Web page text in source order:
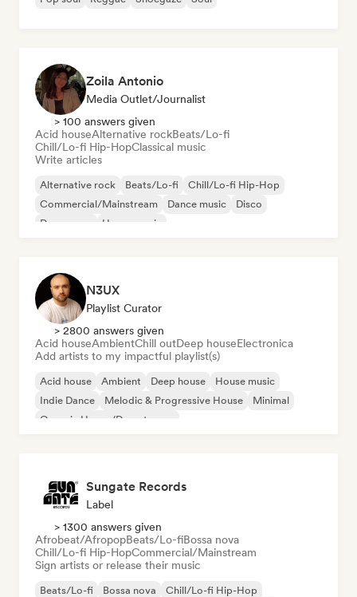
Zoila Antonio
Media Outlet/Journalist
> 100 answers given
Acid houseAlternative rockBeats/Lo-fi
Chill/Lo-fi Hip-HopClassical music
Write articles
Alternative rock Beats/Lo-fi
Chill/Lo-fi Hip-Hop
Commercial/Mainstream
Dance music
Disco
Dream pop
House music
N3UX
Playlist Curator
> 2800 answers given
Acid houseAmbientChill outDeep houseElectronica
Add artists to my impactful playlist(s)
Acid house Ambient Deep house
House music
Indie Dance
Melodic & Progressive House
Minimal
Organic House/Downtempo
Sungate Records
Label
> 1300 answers given
Afrobeat/AfropopBeats/Lo-fiBossa nova
Chill/Lo-fi Hip-HopCommercial/Mainstream
Sign artists or release their music
Beats/Lo-fi Bossa nova
Chill/Lo-fi Hip-Hop